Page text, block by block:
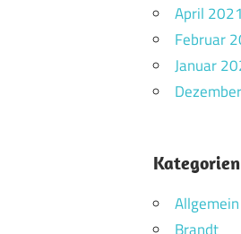
April 2021
Februar
Januar
Kategorien
Allgemein